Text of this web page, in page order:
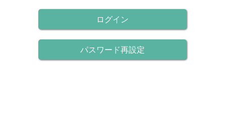
ログイン
パスワード再設定